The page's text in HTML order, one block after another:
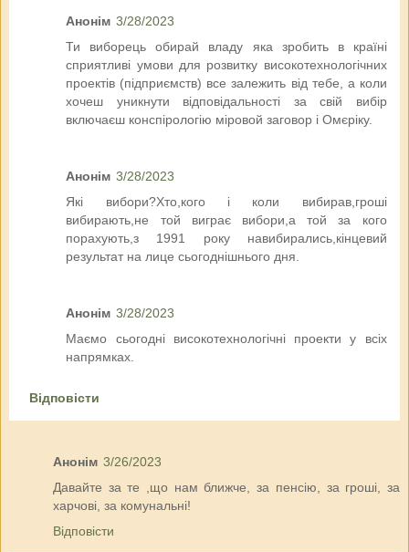
Анонім 3/28/2023
Ти виборець обирай владу яка зробить в країні
сприятливі умови для розвитку високотехнологічних
проектів (підприємств) все залежить від тебе, а коли
хочеш уникнути відповідальності за свій вибір
включаєш конспірологію міровой заговор і Омєріку.
Анонім 3/28/2023
Які вибори?Хто,кого і коли вибирав,гроші
вибирають,не той виграє вибори,а той за кого
порахують,з 1991 року навибирались,кінцевий
результат на лице сьогоднішнього дня.
Анонім 3/28/2023
Маємо сьогодні високотехнологічні проекти у всіх
напрямках.
Відповісти
Анонім 3/26/2023
Давайте за те ,що нам ближче, за пенсію, за гроші, за
харчові, за комунальні!
Відповісти